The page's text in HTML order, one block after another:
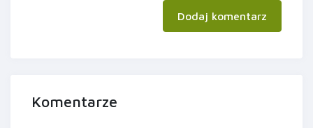
Dodaj komentarz
Komentarze